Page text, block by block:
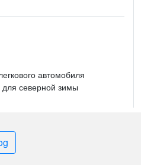
автомобиля
для северной зимы